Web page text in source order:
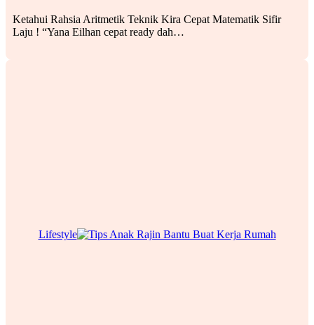
Ketahui Rahsia Aritmetik Teknik Kira Cepat Matematik Sifir
Laju ! “Yana Eilhan cepat ready dah…
Lifestyle